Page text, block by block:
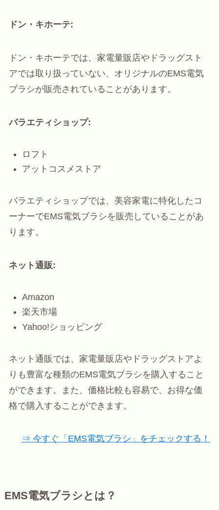
ドン・キホーテ:
ドン・キホーテでは、家電量販店やドラッグスト
アでは取り扱っていない、オリジナルのEMS電気
ブラシが販売されていることがあります。
バラエティショップ:
ロフト
アットコスメストア
バラエティショップでは、美容家電に特化したコ
ーナーでEMS電気ブラシを販売していることがあ
ります。
ネット通販:
Amazon
楽天市場
Yahoo!ショッピング
ネット通販では、家電量販店やドラッグストアよ
りも豊富な種類のEMS電気ブラシを購入すること
ができます。また、価格比較も容易で、お得な価
格で購入することができます。
⇒ 今すぐ「EMS電気ブラシ」をチェックする！
EMS電気ブラシとは？